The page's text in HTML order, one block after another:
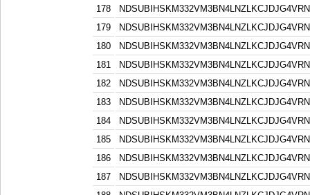
178
179
180
181
182
183
184
185
186
187